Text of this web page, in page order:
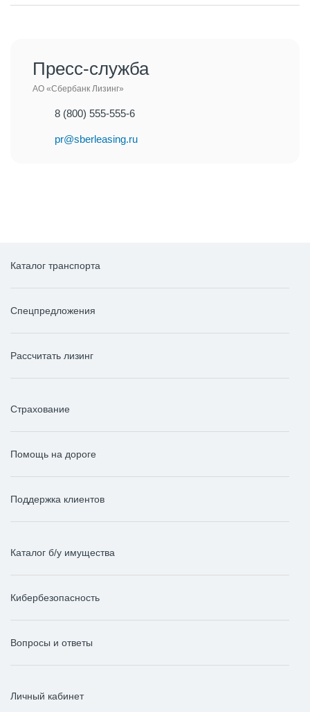
Пресс-служба
АО «Сбербанк Лизинг»
8 (800) 555-555-6
pr@sberleasing.ru
Каталог транспорта
Спецпредложения
Рассчитать лизинг
Страхование
Помощь на дороге
Поддержка клиентов
Каталог б/у имущества
Кибербезопасность
Вопросы и ответы
Личный кабинет